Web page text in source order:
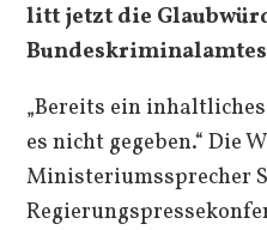
litt jetzt die
„Bereits ein
es nicht gegeben.“ Die
Ministeriumssprecher